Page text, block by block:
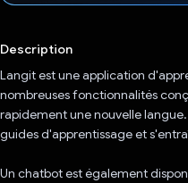
Description
Langit est une application
nombreuses fonctionnalités
rapidement une nouvelle
guides d'apprentissage et
Un chatbot est également